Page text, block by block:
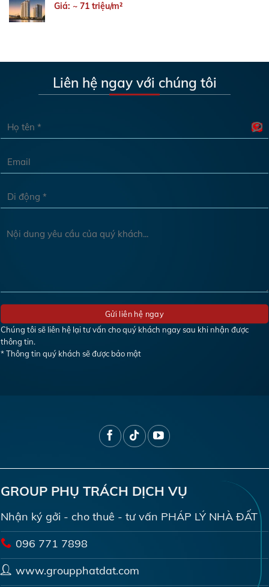
Giá: ~ 71 triệu/m²
Liên hệ ngay với chúng tôi
Chúng tôi sẽ liên hệ lại tư vấn cho quý khách ngay sau khi nhận được
thông tin.
* Thông tin quý khách sẽ được bảo mật
GROUP PHỤ TRÁCH DỊCH VỤ
Nhận ký gởi - cho thuê - tư vấn PHÁP LÝ NHÀ ĐẤT
096 771 7898
www.groupphatdat.com